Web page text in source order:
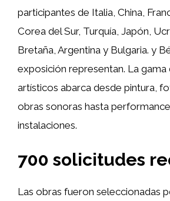
participantes de Italia, China,
Corea del Sur, Turquía, Japón,
Bretaña, Argentina y Bulgaria. y
exposición representan. La gama
artísticos abarca desde pintura,
obras sonoras hasta
instalaciones.
700 solicitudes
Las obras fueron seleccionadas